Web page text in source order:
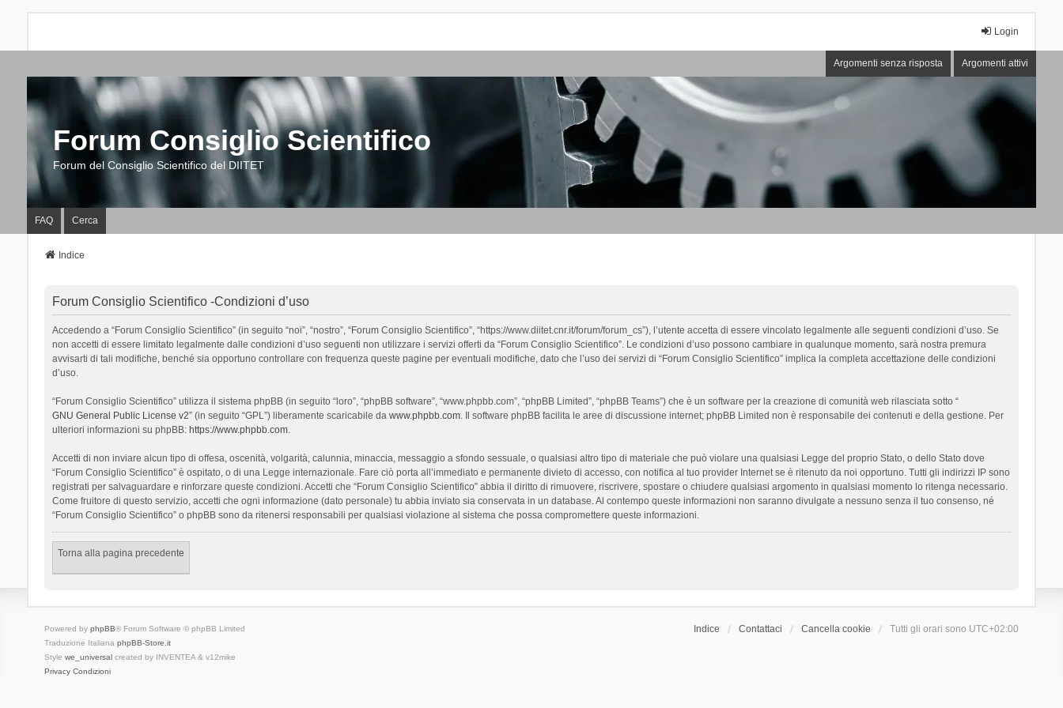
Login
Argomenti senza risposta Argomenti attivi
Forum Consiglio Scientifico
Forum del Consiglio Scientifico del DIITET
FAQ Cerca
Indice
Forum Consiglio Scientifico -Condizioni d’uso
Accedendo a “Forum Consiglio Scientifico” (in seguito “noi”, “nostro”, “Forum Consiglio Scientifico”, “https://www.diitet.cnr.it/forum/forum_cs”), l’utente accetta di essere vincolato legalmente alle seguenti condizioni d’uso. Se
non accetti di essere limitato legalmente dalle condizioni d’uso seguenti non utilizzare i servizi offerti da “Forum Consiglio Scientifico”. Le condizioni d’uso possono cambiare in qualunque momento, sarà nostra premura
avvisarti di tali modifiche, benché sia opportuno controllare con frequenza queste pagine per eventuali modifiche, dato che l’uso dei servizi di “Forum Consiglio Scientifico” implica la completa accettazione delle condizioni
d’uso.
“Forum Consiglio Scientifico” utilizza il sistema phpBB (in seguito “loro”, “phpBB software”, “www.phpbb.com”, “phpBB Limited”, “phpBB Teams”) che è un software per la creazione di comunità web rilasciata sotto “
GNU General Public License v2” (in seguito “GPL”) liberamente scaricabile da www.phpbb.com. Il software phpBB facilita le aree di discussione internet; phpBB Limited non è responsabile dei contenuti e della gestione. Per
ulteriori informazioni su phpBB: https://www.phpbb.com.
Accetti di non inviare alcun tipo di offesa, oscenità, volgarità, calunnia, minaccia, messaggio a sfondo sessuale, o qualsiasi altro tipo di materiale che può violare una qualsiasi Legge del proprio Stato, o dello Stato dove
“Forum Consiglio Scientifico” è ospitato, o di una Legge internazionale. Fare ciò porta all’immediato e permanente divieto di accesso, con notifica al tuo provider Internet se è ritenuto da noi opportuno. Tutti gli indirizzi IP sono
registrati per salvaguardare e rinforzare queste condizioni. Accetti che “Forum Consiglio Scientifico” abbia il diritto di rimuovere, riscrivere, spostare o chiudere qualsiasi argomento in qualsiasi momento lo ritenga necessario.
Come fruitore di questo servizio, accetti che ogni informazione (dato personale) tu abbia inviato sia conservata in un database. Al contempo queste informazioni non saranno divulgate a nessuno senza il tuo consenso, né
“Forum Consiglio Scientifico” o phpBB sono da ritenersi responsabili per qualsiasi violazione al sistema che possa compromettere queste informazioni.
Torna alla pagina precedente
Indice Contattaci Cancella cookie Tutti gli orari sono UTC+02:00
Powered by phpBB® Forum Software © phpBB Limited
Traduzione Italiana phpBB-Store.it
Style we_universalcreated by INVENTEA & v12mike
Privacy Condizioni